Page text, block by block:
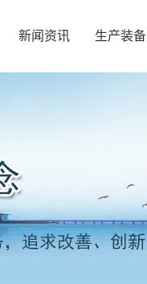
新闻资讯 生产装备